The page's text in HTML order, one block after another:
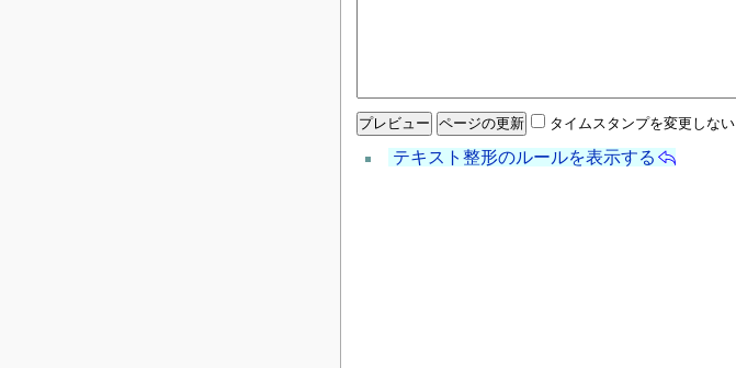
タイムスタンプを変更しない
テキスト整形のルールを表示する